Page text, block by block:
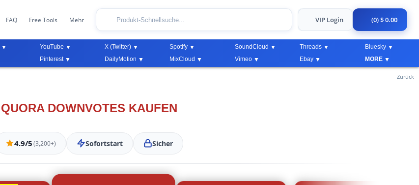
FAQ Free Tools Mehr VIP Login (0) $ 0.00
YouTube X (Twitter) Spotify SoundCloud Threads
Bluesky
Pinterest DailyMotion MixCloud Vimeo Ebay MORE
Zurück
QUORA DOWNVOTES KAUFEN
4.9/5(3,200+) Sofortstart Sicher